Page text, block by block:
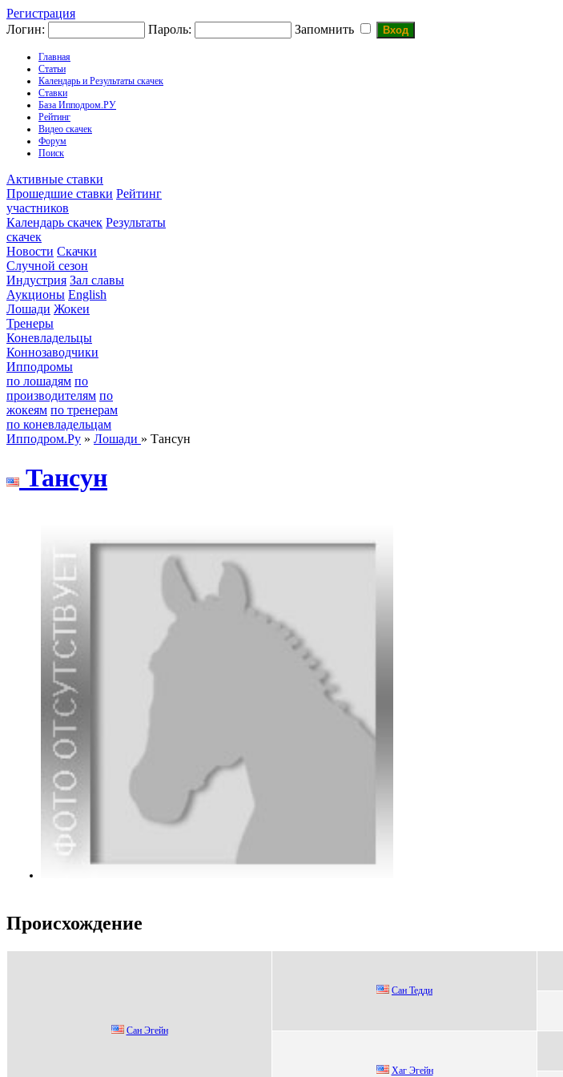
Регистрация
Логин:
Пароль: Запомнить
Главная
Статьи
Календарь и Результаты скачек
Ставки
База Ипподром.РУ
Рейтинг
Видео скачек
Форум
Поиск
Активные ставки
Прошедшие ставки Рейтинг
участников
Календарь скачек Результаты
скачек
Новости Скачки
Случной сезон
Индустрия Зал славы
Аукционы English
Лошади Жокеи
Тренеры
Коневладельцы
Коннозаводчики
Ипподромы
по лошадям по
производителям по
жокеям по тренерам
по коневладельцам
Ипподром.Ру » Лошади » Тансун
Тансун
Происхождение
Cан Эгeйн
Cан Teдди
Xaг Эгейн